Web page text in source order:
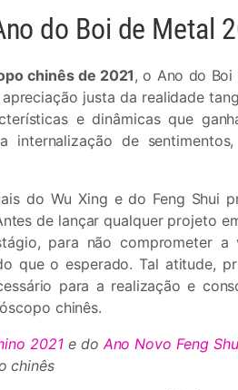
do Boi de Metal
chinês de 2021, o Ano do Boi
justa da realidade
e dinâmicas que
internalização de
do Wu Xing e do Feng Shui
de lançar qualquer projeto
para não comprometer a
que o esperado. Tal atitude,
para a realização e
chinês.
2021e doAno Novo Feng
chinês